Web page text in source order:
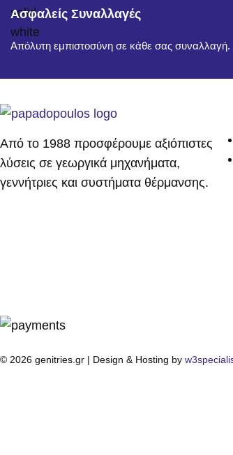
Ασφαλείς Συναλλαγές
Απόλυτη εμπιστοσύνη σε κάθε σας συναλλαγή.
Από το 1988 προσφέρουμε αξιόπιστες
λύσεις σε γεωργικά μηχανήματα,
γεννήτριες και συστήματα θέρμανσης.
© 2026 genitries.gr | Design & Hosting by